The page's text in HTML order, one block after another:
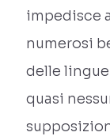
impedisce
numerosi
delle
quasi